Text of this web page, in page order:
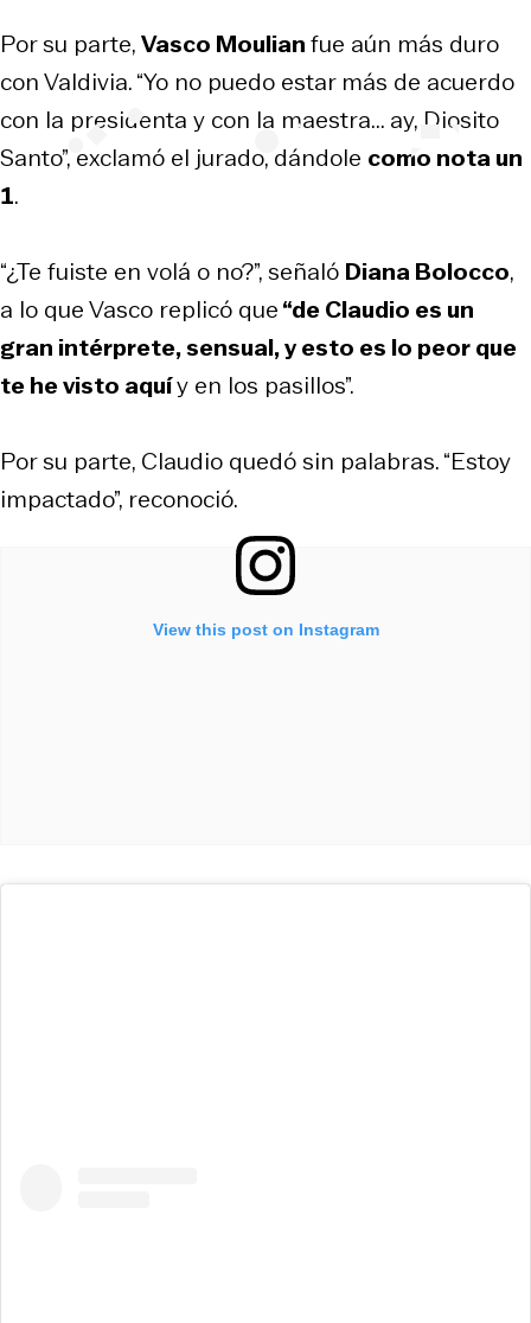
View this post on Instagram
Por su parte,Vasco Moulianfue aún más duro
con Valdivia. “Yo no puedo estar más de acuerdo
con la presidenta y con la maestra... ay, Diosito
Santo”, exclamó el jurado, dándole como nota un
1.
“¿Te fuiste en volá o no?”, señaló Diana Bolocco,
a lo que Vasco replicó que“de Claudio es un
gran intérprete, sensual, y esto es lo peor que
te he visto aquíy en los pasillos”.
Por su parte, Claudio quedó sin palabras. “Estoy
impactado”, reconoció.